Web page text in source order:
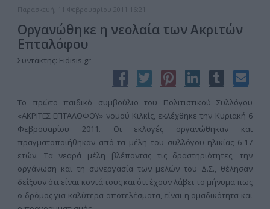
Παρασκευή, 11 Φεβρουαρίου 2011 16:21
Oργανώθηκε η νεολαία των Ακριτών
Επταλόφου
Συντάκτης: Eidisis.gr
Το πρώτο παιδικό συμβούλιο του Πολιτιστικού Συλλόγου
«ΑΚΡΙΤΕΣ ΕΠΤΑΛΟΦΟΥ» νομού Κιλκίς, εκλέχθηκε την Κυριακή 6
Φεβρουαρίου 2011. Οι εκλογές οργανώθηκαν και
πραγματοποιήθηκαν από τα μέλη του συλλόγου ηλικίας 6-17
ετών. Τα νεαρά μέλη βλέποντας τις δραστηριότητες, την
οργάνωση και τη συνεργασία των μελών του Δ.Σ., θέλησαν
δείξουν ότι είναι κοντά τους και ότι έχουν λάβει το μήνυμα πως
ο δρόμος για καλύτερα αποτελέσματα, είναι η ομαδικότητα και